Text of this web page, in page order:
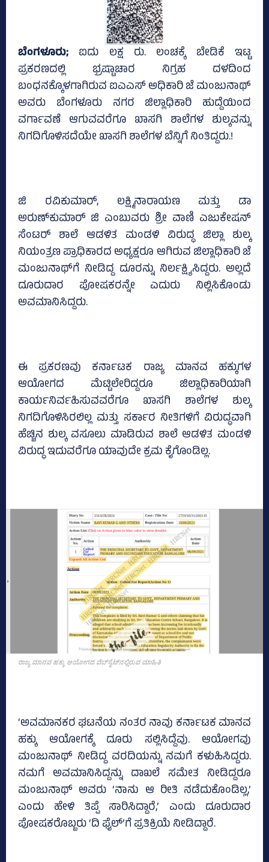
ಬೆಂಗಳೂರು; ಐದು ಲಕ್ಷ ರು. ಲಂಚಕ್ಕೆ ಬೇಡಿಕೆ ಇಟ್ಟ
ಪ್ರಕರಣದಲ್ಲಿ ಭ್ರಷ್ಟಾಚಾರ ನಿಗ್ರಹ ದಳದಿಂದ
ಬಂಧನಕ್ಕೊಳಗಾಗಿರುವ ಐಎಎಸ್‌ ಅಧಿಕಾರಿ ಜೆ ಮಂಜುನಾಥ್‌
ಅವರು ಬೆಂಗಳೂರು ನಗರ ಜಿಲ್ಲಾಧಿಕಾರಿ ಹುದ್ದೆಯಿಂದ
ವರ್ಗಾವಣೆ ಆಗುವವರೆಗೂ ಖಾಸಗಿ ಶಾಲೆಗಳ ಶುಲ್ಕವನ್ನು
ನಿಗದಿಗೊಳಿಸದೆಯೇ ಖಾಸಗಿ ಶಾಲೆಗಳ ಬೆನ್ನಿಗೆ ನಿಂತಿದ್ದರು.!
ಜಿ ರವಿಕುಮಾರ್‌, ಲಕ್ಷ್ಮಿನಾರಾಯಣ ಮತ್ತು ಡಾ
ಅರುಣ್‌ಕುಮಾರ್‌ ಜಿ ಎಂಬುವರು ಶ್ರೀ ವಾಣಿ ಎಜುಕೇಷನ್‌
ಸೆಂಟರ್‌ ಶಾಲೆ ಆಡಳಿತ ಮಂಡಳಿ ವಿರುದ್ಧ ಜಿಲ್ಲಾ ಶುಲ್ಕ
ನಿಯಂತ್ರಣ ಪ್ರಾಧಿಕಾರದ ಅಧ್ಯಕ್ಷರೂ ಆಗಿರುವ ಜಿಲ್ಲಾಧಿಕಾರಿ ಜೆ
ಮಂಜುನಾಥ್‌ಗೆ ನೀಡಿದ್ದ ದೂರನ್ನು ನಿರ್ಲಕ್ಷ್ಯಿಸಿದ್ದರು. ಅಲ್ಲದೆ
ದೂರುದಾರ ಪೋಷಕರನ್ನೇ ಎದುರು ನಿಲ್ಲಿಸಿಕೊಂಡು
ಅವಮಾನಿಸಿದ್ದರು.
ಈ ಪ್ರಕರಣವು ಕರ್ನಾಟಕ ರಾಜ್ಯ ಮಾನವ ಹಕ್ಕುಗಳ
ಆಯೋಗದ ಮೆಟ್ಟಿಲೇರಿದ್ದರೂ ಜಿಲ್ಲಾಧಿಕಾರಿಯಾಗಿ
ಕಾರ್ಯನಿರ್ವಹಿಸುವವರೆಗೂ ಖಾಸಗಿ ಶಾಲೆಗಳ ಶುಲ್ಕ
ನಿಗದಿಗೊಳಿಸಿರಲಿಲ್ಲ ಮತ್ತು ಸರ್ಕಾರ ನೀತಿಗಳಿಗೆ ವಿರುದ್ಧವಾಗಿ
ಹೆಚ್ಚಿನ ಶುಲ್ಕ ವಸೂಲು ಮಾಡಿರುವ ಶಾಲೆ ಆಡಳಿತ ಮಂಡಳಿ
ವಿರುದ್ಧ ಇದುವರೆಗೂ ಯಾವುದೇ ಕ್ರಮ ಕೈಗೊಂಡಿಲ್ಲ.
ರಾಜ್ಯ ಮಾನವ ಹಕ್ಕು ಆಯೋಗದ ವೆಬ್‌ಸೈಟ್‌ನಲ್ಲಿರುವ ಮಾಹಿತಿ
‘ಅವಮಾನಕರ ಘಟನೆಯ ನಂತರ ನಾವು ಕರ್ನಾಟಕ ಮಾನವ
ಹಕ್ಕು ಆಯೋಗಕ್ಕೆ ದೂರು ಸಲ್ಲಿಸಿದ್ದೆವು. ಆಯೋಗವು
ಮಂಜುನಾಥ್ ನೀಡಿದ್ದ ವರದಿಯನ್ನು ನಮಗೆ ಕಳುಹಿಸಿದ್ದರು.
ನಮಗೆ ಅವಮಾನಿಸಿದ್ದನ್ನು ದಾಖಲೆ ಸಮೇತ ನೀಡಿದ್ದರೂ
ಮಂಜುನಾಥ್‌ ಅವರು ‘ನಾನು ಆ ರೀತಿ ನಡೆದುಕೊಂಡಿಲ್ಲ,’
ಎಂದು ಹೇಳಿ ತಿಪ್ಪೆ ಸಾರಿಸಿದ್ದಾರೆ,’ ಎಂದು ದೂರುದಾರ
ಪೋಷಕರೊಬ್ಬರು ‘ದಿ ಫೈಲ್‌’ಗೆ ಪ್ರತಿಕ್ರಿಯೆ ನೀಡಿದ್ದಾರೆ.